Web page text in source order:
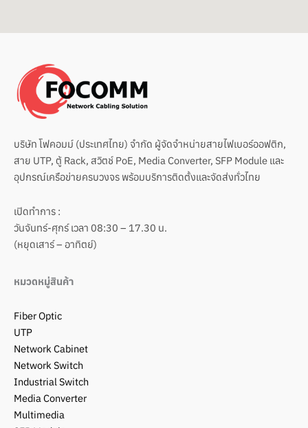
บริษัท โฟคอมม์ (ประเทศไทย) จำกัด ผู้จัดจำหน่ายสายไฟเบอร์ออฟติก,
สาย UTP, ตู้ Rack, สวิตช์ PoE, Media Converter, SFP Module และ
อุปกรณ์เครือข่ายครบวงจร พร้อมบริการติดตั้งและจัดส่งทั่วไทย
เปิดทำการ :
วันจันทร์-ศุกร์ เวลา 08:30 – 17.30 น.
(หยุดเสาร์ – อาทิตย์)
หมวดหมู่สินค้า
Fiber Optic
UTP
Network Cabinet
Network Switch
Industrial Switch
Media Converter
Multimedia